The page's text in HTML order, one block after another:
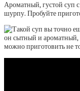
Ароматный, густой суп
шурпу. Пробуйте